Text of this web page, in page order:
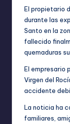
El propietario
durante las
Santo en la
fallecido
quemaduras
El empresario
Virgen del
accidente
La noticia ha
familiares,